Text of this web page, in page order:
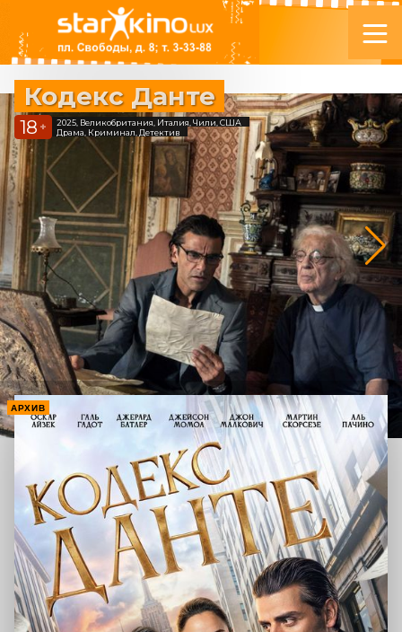
Кодекс Данте
18 +
2025, Великобритания, Италия, Чили, США
Драма, Криминал, Детектив
АРХИВ